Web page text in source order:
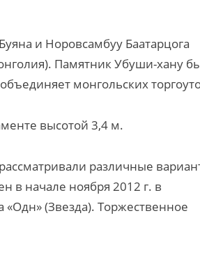
и Норовсамбуу Баатарцога
Памятник Убуши-хану
монгольских
высотой 3,4 м.
различные
в начале ноября 2012 г. в
(Звезда). Торжественное